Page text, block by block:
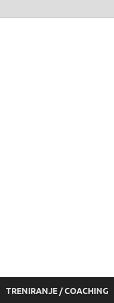
TRENIRANJE / COACHING